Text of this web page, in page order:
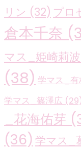
リン (32) プロ
倉本千奈
マス_姫崎莉波
(38) 学マス_有
学マス_篠澤広
_花海佑芽
(36) 学マス_